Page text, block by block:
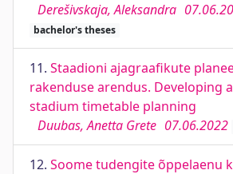
Derešivskaja, Aleksandra
bachelor's theses
11. Staadioni ajagraafikute
rakenduse arendus. Developing
stadium timetable planning
Duubas, Anetta Grete 07.06.2022
12. Soome tudengite õppelaenu